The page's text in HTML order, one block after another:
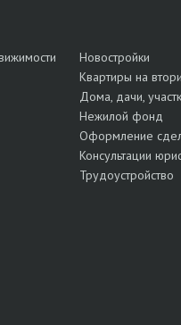
Новостройки
Квартиры на
Дома, дачи,
Нежилой фонд
Оформление
Консультации
Трудоустройство